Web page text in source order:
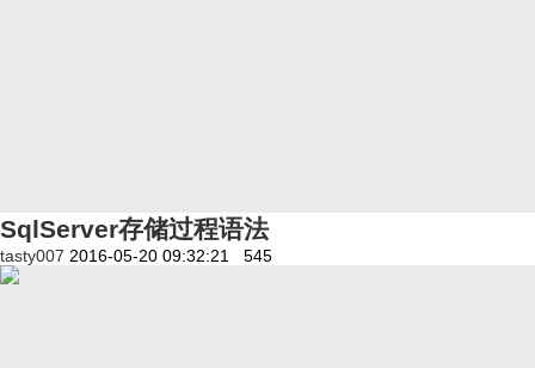
SqlServer存储过程语法
tasty007 2016-05-20 09:32:21 545